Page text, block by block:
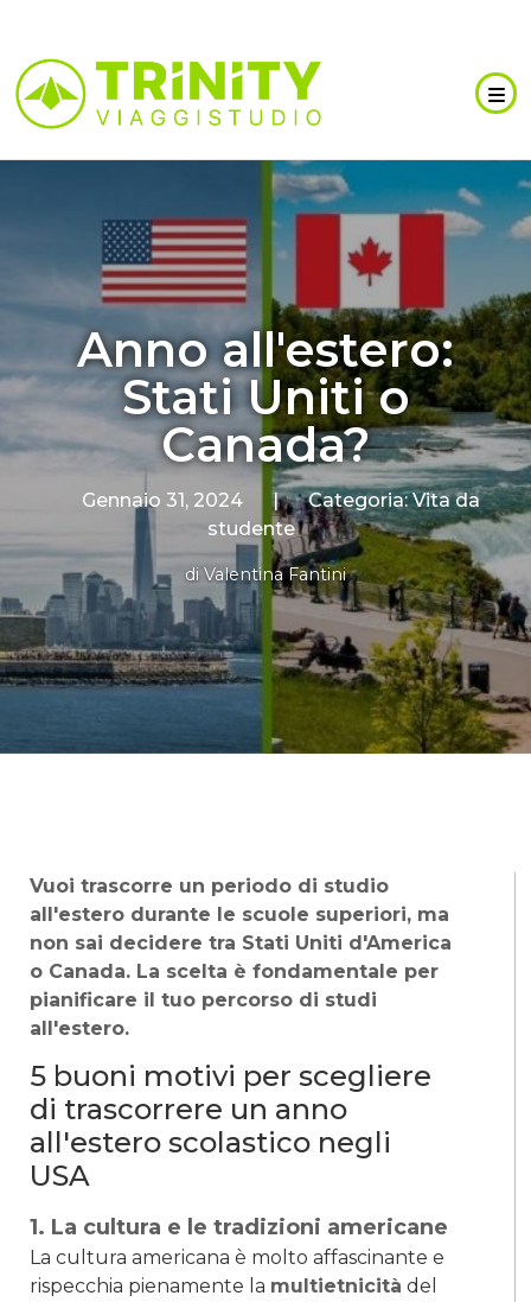
Anno all'estero:
Stati Uniti o
Canada?
Gennaio 31, 2024 | Categoria:Vita da
studente
di Valentina Fantini
Vuoi trascorre un periodo di studio
all'estero durante le scuole superiori, ma
non sai decidere tra Stati Uniti d'America
o Canada. La scelta è fondamentale per
pianificare il tuo percorso di studi
all'estero.
5 buoni motivi per scegliere
di trascorrere un anno
all'estero scolastico negli
USA
1. La cultura e le tradizioni americane
La cultura americana è molto affascinante e
rispecchia pienamente la multietnicità del